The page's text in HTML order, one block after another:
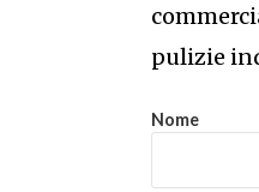
pulizie
Nome